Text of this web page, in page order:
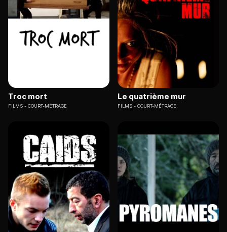
Troc mort
FILMS COURT-MÉTRAGE
Le quatrième mur
FILMS COURT-MÉTRAGE